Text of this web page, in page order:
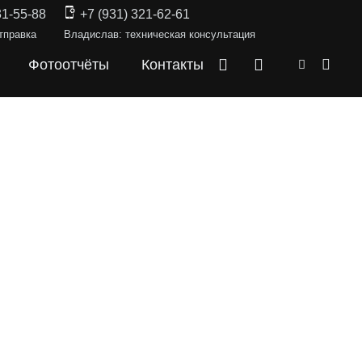
55-88 +7 (931) 321-62-61
Владислав: техническая консультация
Фотоотчёты Контакты